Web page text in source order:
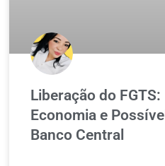
Liberação do
Economia e
Banco Central